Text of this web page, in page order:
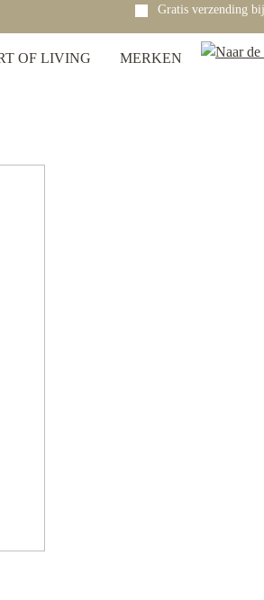
Gratis verzending
OF LIVING MERKEN